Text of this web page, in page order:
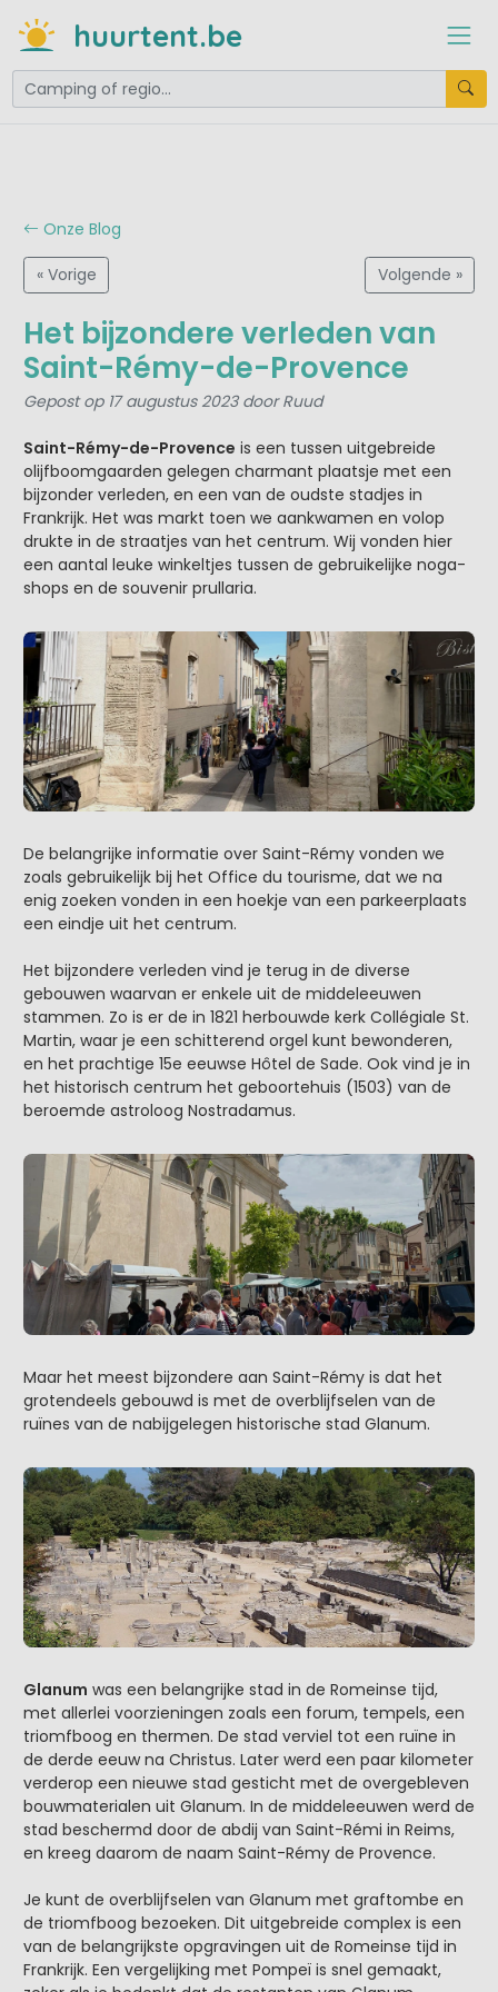
huurtent.be
Onze Blog
« Vorige Volgende »
Het bijzondere verleden van
Saint-Rémy-de-Provence
Gepost op 17 augustus 2023 door Ruud
Saint-Rémy-de-Provence is een tussen uitgebreide
olijfboomgaarden gelegen charmant plaatsje met een
bijzonder verleden, en een van de oudste stadjes in
Frankrijk. Het was markt toen we aankwamen en volop
drukte in de straatjes van het centrum. Wij vonden hier
een aantal leuke winkeltjes tussen de gebruikelijke noga-
shops en de souvenir prullaria.
De belangrijke informatie over Saint-Rémy vonden we
zoals gebruikelijk bij het Office du tourisme, dat we na
enig zoeken vonden in een hoekje van een parkeerplaats
een eindje uit het centrum.
Het bijzondere verleden vind je terug in de diverse
gebouwen waarvan er enkele uit de middeleeuwen
stammen. Zo is er de in 1821 herbouwde kerk Collégiale St.
Martin, waar je een schitterend orgel kunt bewonderen,
en het prachtige 15e eeuwse Hôtel de Sade. Ook vind je in
het historisch centrum het geboortehuis (1503) van de
beroemde astroloog Nostradamus.
Maar het meest bijzondere aan Saint-Rémy is dat het
grotendeels gebouwd is met de overblijfselen van de
ruïnes van de nabijgelegen historische stad Glanum.
Glanum was een belangrijke stad in de Romeinse tijd,
met allerlei voorzieningen zoals een forum, tempels, een
triomfboog en thermen. De stad verviel tot een ruïne in
de derde eeuw na Christus. Later werd een paar kilometer
verderop een nieuwe stad gesticht met de overgebleven
bouwmaterialen uit Glanum. In de middeleeuwen werd de
stad beschermd door de abdij van Saint-Rémi in Reims,
en kreeg daarom de naam Saint-Rémy de Provence.
Je kunt de overblijfselen van Glanum met graftombe en
de triomfboog bezoeken. Dit uitgebreide complex is een
van de belangrijkste opgravingen uit de Romeinse tijd in
Frankrijk. Een vergelijking met Pompeï is snel gemaakt,